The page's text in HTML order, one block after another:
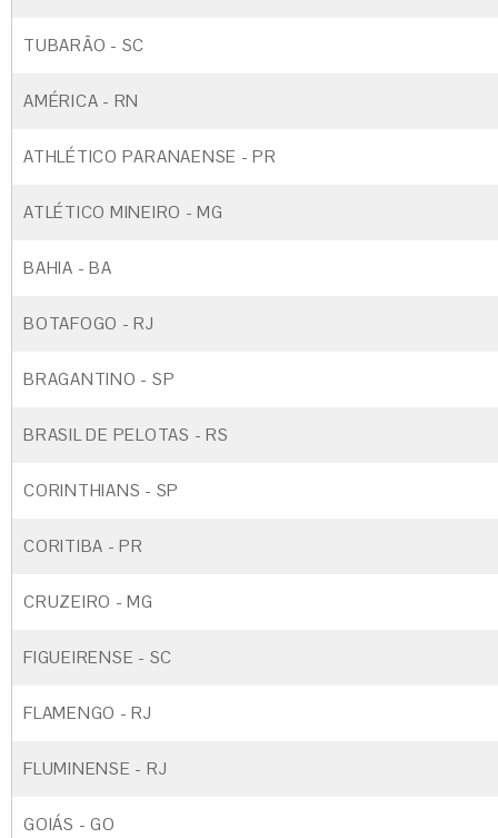
TUBARÃO - SC
AMÉRICA - RN
ATHLÉTICO PARANAENSE - PR
ATLÉTICO MINEIRO - MG
BAHIA - BA
BOTAFOGO - RJ
BRAGANTINO - SP
BRASIL DE PELOTAS - RS
CORINTHIANS - SP
CORITIBA - PR
CRUZEIRO - MG
FIGUEIRENSE - SC
FLAMENGO - RJ
FLUMINENSE - RJ
GOIÁS - GO